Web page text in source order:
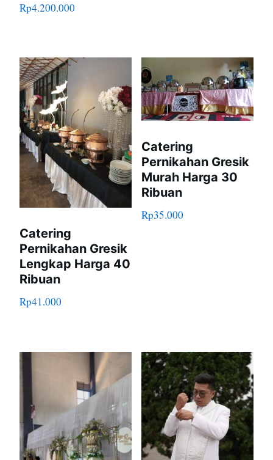
Rp4.200.000
Catering
Pernikahan Gresik
Lengkap Harga 40
Ribuan
Rp41.000
Catering
Pernikahan Gresik
Murah Harga 30
Ribuan
Rp35.000